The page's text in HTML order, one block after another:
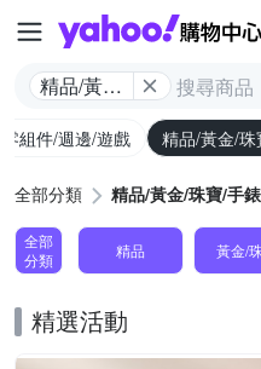
精品/黃金/
組件/週邊/遊戲 精品/黃金/珠
全部分類 精品/黃金/珠寶/手錶
全部
分類
精品 黃金/
精選活動